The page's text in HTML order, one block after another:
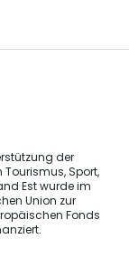
der
Sport,
Est wurde im
Union zur
Fonds